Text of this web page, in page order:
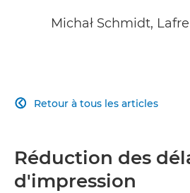
Michał Schmidt,
Retour à tous les articles

Réduction des
d'impression